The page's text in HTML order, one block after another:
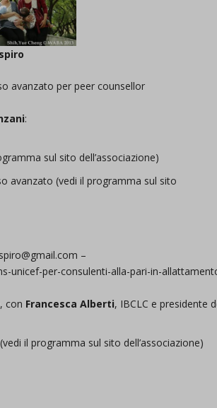
avanzato per peer counsellor
:
sul sito dell’associazione)
avanzato (vedi il programma sul sito
–
unicef-per-consulenti-alla-pari-in-
con Francesca Alberti, IBCLC e presidente
(vedi il programma sul sito dell’associazione)